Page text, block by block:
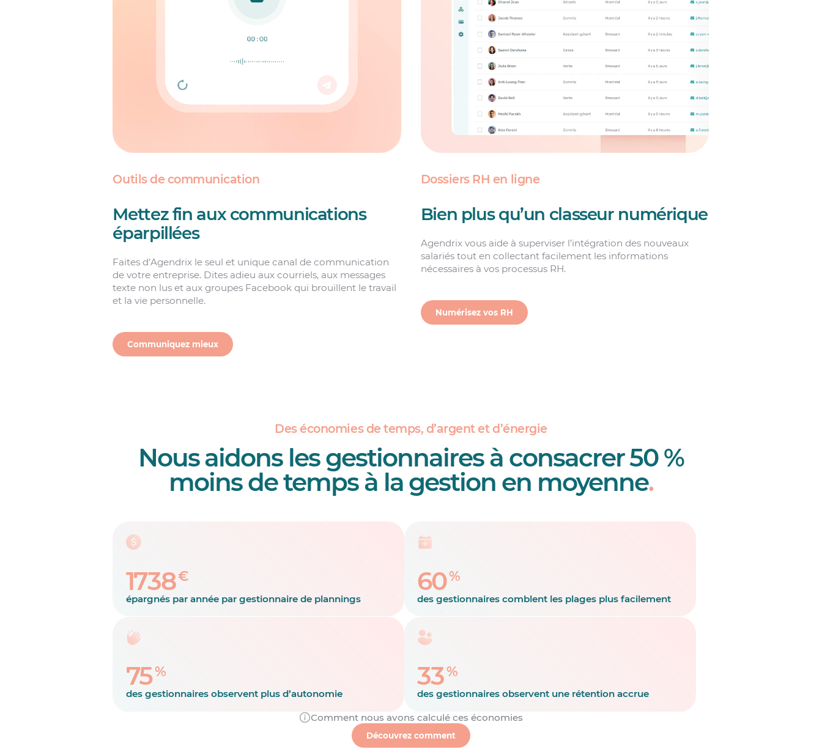
Outils de communication
Mettez fin aux communications
éparpillées
Faites d’Agendrix le seul et unique canal de communication
de votre entreprise. Dites adieu aux courriels, aux messages
texte non lus et aux groupes Facebook qui brouillent le travail
et la vie personnelle.
Communiquez mieux
Dossiers RH en ligne
Bien plus qu’un classeur numérique
Agendrix vous aide à superviser l’intégration des nouveaux
salariés tout en collectant facilement les informations
nécessaires à vos processus RH.
Numérisez vos RH
Des économies de temps, d’argent et d’énergie
Nous aidons les gestionnaires à consacrer 50 %
moins de temps à la gestion en moyenne.
1738€
épargnés par année par gestionnaire de plannings
60%
des gestionnaires comblent les plages plus facilement
75%
des gestionnaires observent plus d’autonomie
33%
des gestionnaires observent une rétention accrue
Comment nous avons calculé ces économies
Découvrez comment